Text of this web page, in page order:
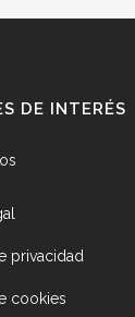
DE INTERÉS
privacidad
cookies